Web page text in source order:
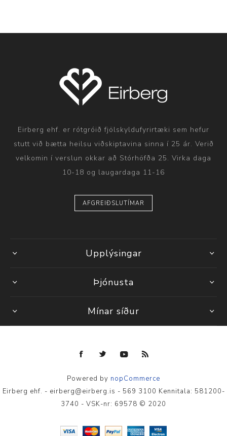
Eirberg ehf. er rótgróið fjölskyldufyrirtæki sem hefur
stutt við bætta heilsu viðskiptavina sinna í 25 ár. Verið
velkomin í verslun okkar að Stórhöfða 25. Virka daga
10-18 og laugardaga 11-16
AFGREIÐSLUTÍMAR
Upplýsingar
Þjónusta
Mínar síður
Powered by nopCommerce
Eirberg ehf. - eirberg@eirberg.is - 569 3100 Kennitala: 581200-
3740 - VSK-nr: 69578 © 2020